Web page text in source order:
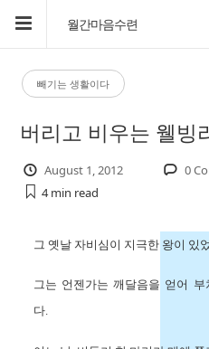
월간마음수련
빼기는 생활이다
버리고 비우는 웰빙
August 1, 2012 0
4 min read
그 옛날 자비심이 지극한 왕이 있
그는 언젠가는 깨달음을 얻어
다.